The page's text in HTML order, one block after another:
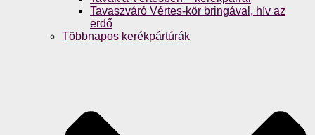
Tavaszváró Vértes-kör bringával, hív az
erdő
Többnapos kerékpártúrák